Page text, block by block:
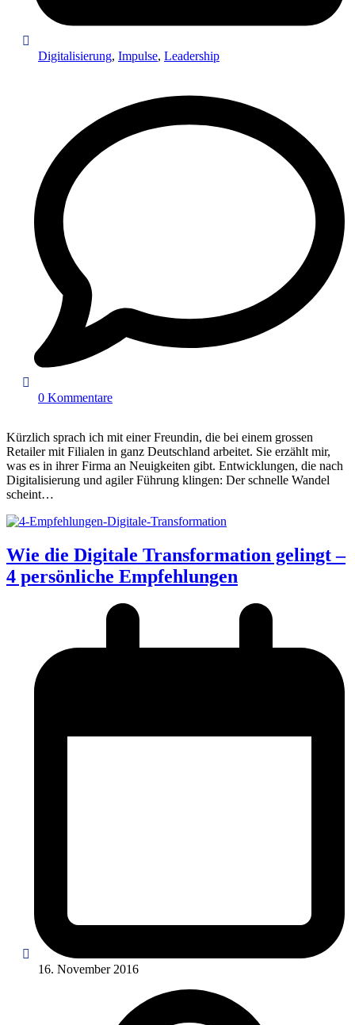
Digitalisierung, Impulse, Leadership
0 Kommentare
Kürzlich sprach ich mit einer Freundin, die bei einem grossen
Retailer mit Filialen in ganz Deutschland arbeitet. Sie erzählt mir,
was es in ihrer Firma an Neuigkeiten gibt. Entwicklungen, die nach
Digitalisierung und agiler Führung klingen: Der schnelle Wandel
scheint…
Wie die Digitale Transformation gelingt –
4 persönliche Empfehlungen
16. November 2016